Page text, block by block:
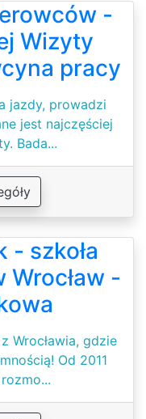
-
Wizyty
pracy
jazdy, prowadzi
jest najczęściej
Bada...
- szkoła
Wrocław -
Wrocławia, gdzie
Od 2011